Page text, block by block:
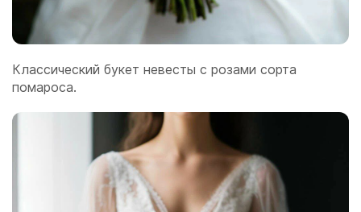
Классический букет невесты с розами сорта
помароса.